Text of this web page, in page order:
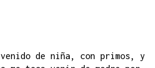
venido de niña, con primos, y